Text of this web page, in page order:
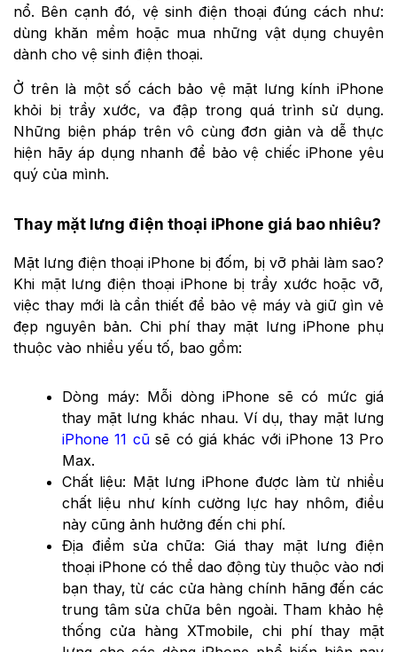
nổ. Bên cạnh đó, vệ sinh điện thoại đúng cách như:
dùng khăn mềm hoặc mua những vật dụng chuyên
dành cho vệ sinh điện thoại.
Ở trên là một số cách bảo vệ mặt lưng kính iPhone
khỏi bị trầy xước, va đập trong quá trình sử dụng.
Những biện pháp trên vô cùng đơn giản và dễ thực
hiện hãy áp dụng nhanh để bảo vệ chiếc iPhone yêu
quý của mình.
Thay mặt lưng điện thoại iPhone giá bao nhiêu?
Mặt lưng điện thoại iPhone bị đốm, bị vỡ phải làm sao?
Khi mặt lưng điện thoại iPhone bị trầy xước hoặc vỡ,
việc thay mới là cần thiết để bảo vệ máy và giữ gìn vẻ
đẹp nguyên bản. Chi phí thay mặt lưng iPhone phụ
thuộc vào nhiều yếu tố, bao gồm:
Dòng máy: Mỗi dòng iPhone sẽ có mức giá
thay mặt lưng khác nhau. Ví dụ, thay mặt lưng
iPhone 11 cũsẽ có giá khác với iPhone 13 Pro
Max.
Chất liệu: Mặt lưng iPhone được làm từ nhiều
chất liệu như kính cường lực hay nhôm, điều
này cũng ảnh hưởng đến chi phí.
Địa điểm sửa chữa: Giá thay mặt lưng điện
thoại iPhone có thể dao động tùy thuộc vào nơi
bạn thay, từ các cửa hàng chính hãng đến các
trung tâm sửa chữa bên ngoài. Tham khảo hệ
thống cửa hàng XTmobile, chi phí thay mặt